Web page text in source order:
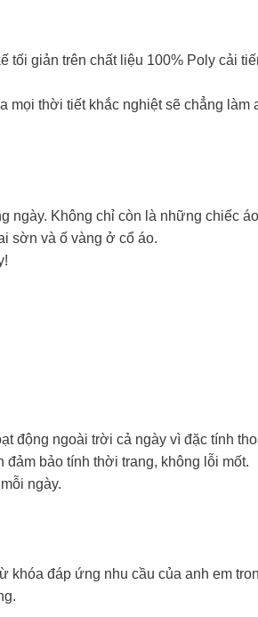
giản trên chất liệu 100% Poly cải
thời tiết khắc nghiệt sẽ chẳng làm
ngày. Không chỉ còn là những chiếc
sờn và ố vàng ở cổ áo.
động ngoài trời cả ngày vì đặc tính
bảo tính thời trang, không lỗi mốt.
ngày.
đáp ứng nhu cầu của anh em